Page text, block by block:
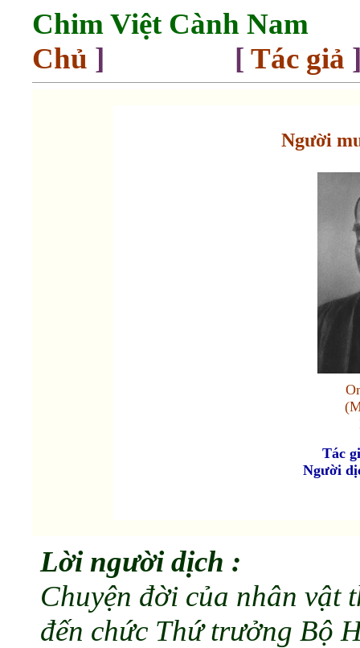
Chim Việt Cành Nam
Chủ ] [ Tác giả
Người
Tác
Người
Lời người dịch :
Chuyện đời của nhân vật
đến chức Thứ trưởng Bộ